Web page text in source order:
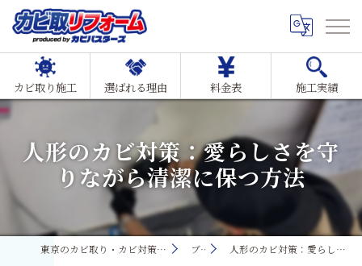
カビ取り施工 選ばれる理由 料金表 施工実績
人形のカビ対策：愛らしさを守
りながら清潔に保つ方法
東京のカビ取り・カビ対策ならMIST工法®カビ取リフォーム ブログ 人形のカビ対策：愛らしさを守りながら清潔に保つ方法